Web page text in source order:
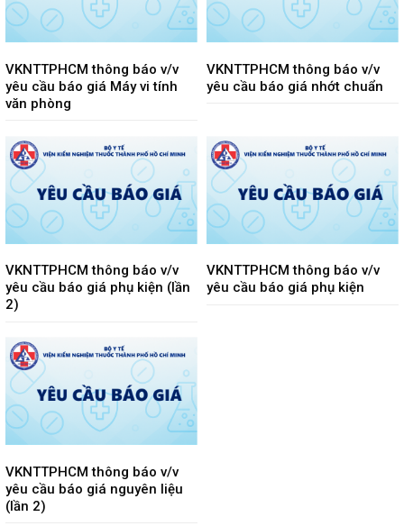
VKNTTPHCM thông báo v/v
yêu cầu báo giá Máy vi tính
văn phòng
VKNTTPHCM thông báo v/v
yêu cầu báo giá nhớt chuẩn
VKNTTPHCM thông báo v/v
yêu cầu báo giá phụ kiện (lần
2)
VKNTTPHCM thông báo v/v
yêu cầu báo giá phụ kiện
VKNTTPHCM thông báo v/v
yêu cầu báo giá nguyên liệu
(lần 2)